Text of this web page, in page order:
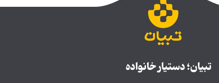
تبیان؛ دستیار خانواده